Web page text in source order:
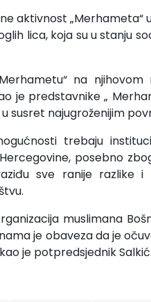
aktivnost „Merhameta“
lica, koja su u stanju
na
je predstavnike „
susret najugroženijim
trebaju
posebno
sve ranije razlike i
muslimana
je obaveza da je
je potpredsjednik Salkić.